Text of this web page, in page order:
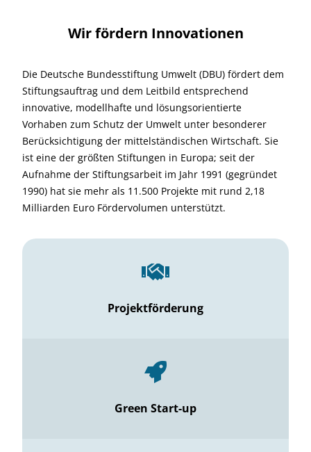
Wir fördern Innovationen
Die Deutsche Bundesstiftung Umwelt (DBU) fördert dem
Stiftungsauftrag und dem Leitbild entsprechend
innovative, modellhafte und lösungsorientierte
Vorhaben zum Schutz der Umwelt unter besonderer
Berücksichtigung der mittelständischen Wirtschaft. Sie
ist eine der größten Stiftungen in Europa; seit der
Aufnahme der Stiftungsarbeit im Jahr 1991 (gegründet
1990) hat sie mehr als 11.500 Projekte mit rund 2,18
Milliarden Euro Fördervolumen unterstützt.
Projektförderung
Green Start-up